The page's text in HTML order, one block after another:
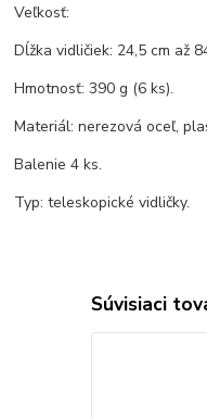
Veľkosť:
Dĺžka vidličiek: 24,5 cm až
Hmotnosť: 390 g (6 ks).
Materiál: nerezová oceľ,
Balenie 4 ks.
Typ: teleskopické vidličky.
Súvisiaci